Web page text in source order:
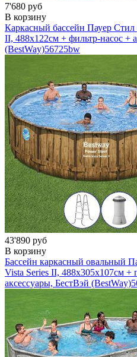
7'680 руб
В корзину
Каркасный бассейн Пауер Стил
II, 488х122см + фильтр-насос +
(BestWay)56725bw
43'890 руб
В корзину
Бассейн каркасный овальный
Vista Series II, 488х305х107см +
аксессуары, БестВэй (BestWay)